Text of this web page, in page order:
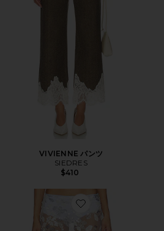
VIVIENNE パンツ
SIEDRES
$410
Favorite WELLS スカート